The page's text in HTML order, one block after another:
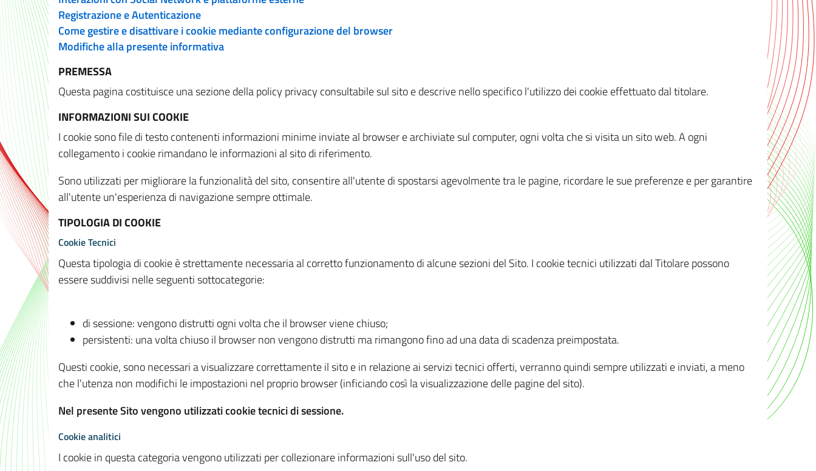
Registrazione e Autenticazione
Come gestire e disattivare i cookie mediante configurazione del browser
Modifiche alla presente informativa
PREMESSA
Questa pagina costituisce una sezione della policy privacy consultabile sul sito e descrive nello specifico l'utilizzo dei cookie effettuato dal titolare.
INFORMAZIONI SUI COOKIE
I cookie sono file di testo contenenti informazioni minime inviate al browser e archiviate sul computer, ogni volta che si visita un sito web. A ogni
collegamento i cookie rimandano le informazioni al sito di riferimento.
Sono utilizzati per migliorare la funzionalità del sito, consentire all'utente di spostarsi agevolmente tra le pagine, ricordare le sue preferenze e per garantire
all'utente un'esperienza di navigazione sempre ottimale.
TIPOLOGIA DI COOKIE
Cookie Tecnici
Questa tipologia di cookie è strettamente necessaria al corretto funzionamento di alcune sezioni del Sito. I cookie tecnici utilizzati dal Titolare possono
essere suddivisi nelle seguenti sottocategorie:
di sessione: vengono distrutti ogni volta che il browser viene chiuso;
persistenti: una volta chiuso il browser non vengono distrutti ma rimangono fino ad una data di scadenza preimpostata.
Questi cookie, sono necessari a visualizzare correttamente il sito e in relazione ai servizi tecnici offerti, verranno quindi sempre utilizzati e inviati, a meno
che l'utenza non modifichi le impostazioni nel proprio browser (inficiando così la visualizzazione delle pagine del sito).
Nel presente Sito vengono utilizzati cookie tecnici di sessione.
Cookie analitici
I cookie in questa categoria vengono utilizzati per collezionare informazioni sull'uso del sito.